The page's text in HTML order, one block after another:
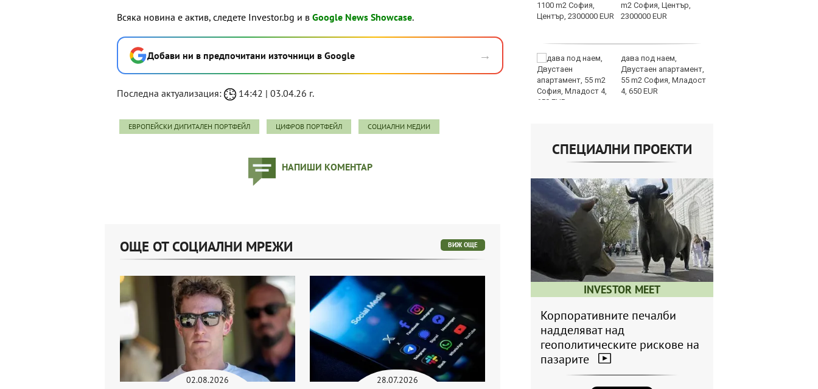
Всяка новина е актив, следете Investor.bg и в Google News Showcase.
Добави ни в предпочитани източници в Google →
Последна актуализация: 14:42 | 03.04.26 г.
ЕВРОПЕЙСКИ ДИГИТАЛЕН ПОРТФЕЙЛ ЦИФРОВ ПОРТФЕЙЛ СОЦИАЛНИ МЕДИИ
НАПИШИ КОМЕНТАР
Времето във Варна на
m2 София, Център,
2300000 EUR
дава под наем,
Двустаен апартамент,
55 m2 София, Младост
4, 650 EUR
СПЕЦИАЛНИ ПРОЕКТИ
INVESTOR MEET
Корпоративните печалби
надделяват над
геополитическите рискове на
пазарите
ОЩЕ ОТ СОЦИАЛНИ МРЕЖИ ВИЖ ОЩЕ
02.08.2026 28.07.2026